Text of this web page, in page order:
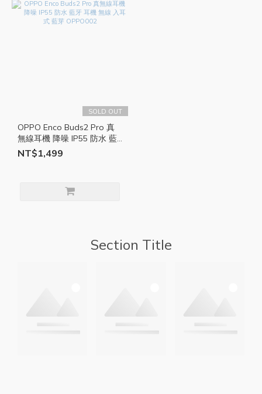
SOLD OUT
OPPO Enco Buds2 Pro 真
無線耳機 降噪 IP55 防水 藍
牙 耳機 無線 入耳式 藍芽
OPPO002
NT$1,499
Section Title